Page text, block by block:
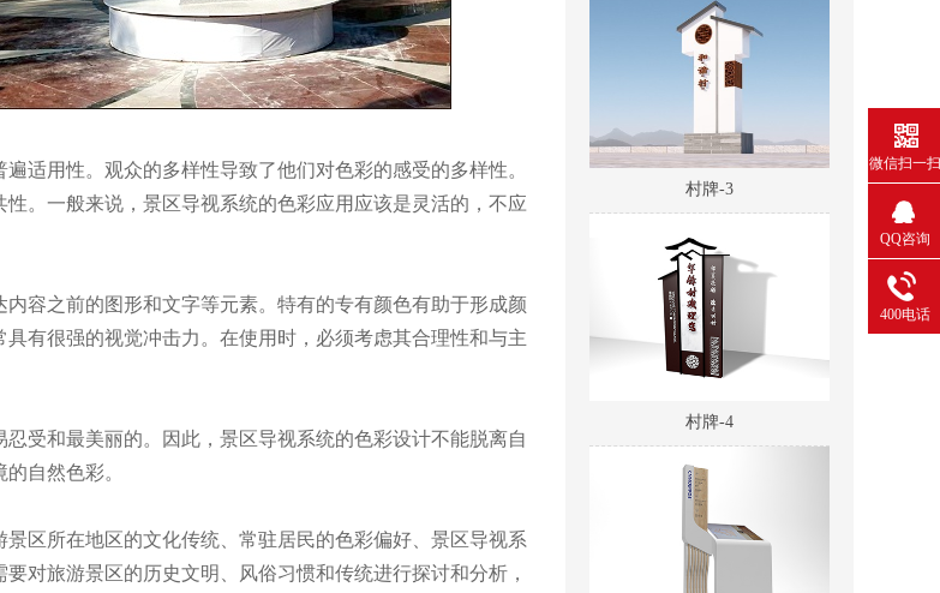
适用性。观众的多样性导致了他们对色彩的感受的多样性。
。一般来说，景区导视系统的色彩应用应该是灵活的，不应
容之前的图形和文字等元素。特有的专有颜色有助于形成颜
有很强的视觉冲击力。在使用时，必须考虑其合理性和与主
受和最美丽的。因此，景区导视系统的色彩设计不能脱离自
自然色彩。
区所在地区的文化传统、常驻居民的色彩偏好、景区导视系
对旅游景区的历史文明、风俗习惯和传统进行探讨和分析，
村牌-3 微信扫一扫
QQ咨询
400电话